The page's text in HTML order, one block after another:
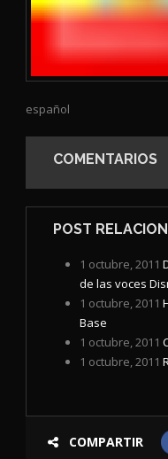
español
COMENTARIOS
POST
1 octubre, 2011
de las voces
1 octubre, 2011
Base
1 octubre, 2011
1 octubre, 2011
COMPARTIR